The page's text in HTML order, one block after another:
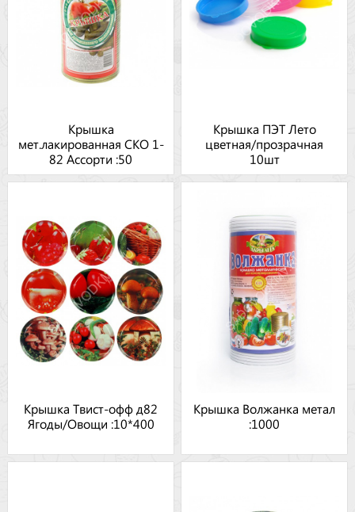
Крышка
мет.лакированная СКО 1-
82 Ассорти :50
Крышка ПЭТ Лето
цветная/прозрачная
10шт
Крышка Твист-офф д82
Ягоды/Овощи :10*400
Крышка Волжанка метал
:1000